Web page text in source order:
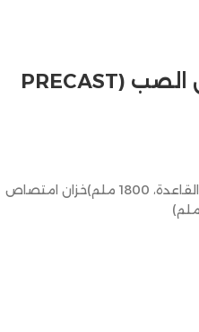
خزان امتصاص مسبق الصب (PRECAST
خزان امتصاص مسبق الصب (حلقة القاعدة، 1800 ملم)خزان امتصاص